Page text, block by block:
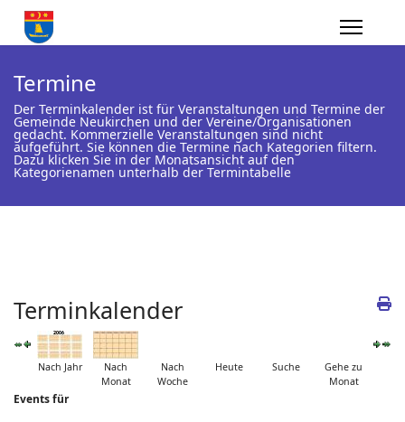
Termine
Der Terminkalender ist für Veranstaltungen und Termine der
Gemeinde Neukirchen und der Vereine/Organisationen
gedacht. Kommerzielle Veranstaltungen sind nicht
aufgeführt. Sie können die Termine nach Kategorien filtern.
Dazu klicken Sie in der Monatsansicht auf den
Kategorienamen unterhalb der Termintabelle
Terminkalender
Nach Jahr
Nach
Monat
Nach
Woche
Heute Suche
Gehe zu
Monat
Events für